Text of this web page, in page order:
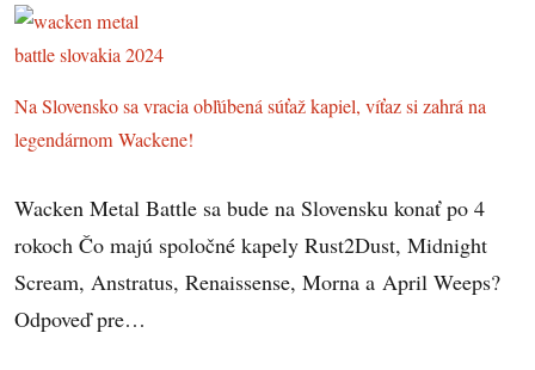
Na Slovensko sa vracia obľúbená súťaž kapiel, víťaz si zahrá na
legendárnom Wackene!
Wacken Metal Battle sa bude na Slovensku konať po 4
rokoch Čo majú spoločné kapely Rust2Dust, Midnight
Scream, Anstratus, Renaissense, Morna a April Weeps?
Odpoveď pre…